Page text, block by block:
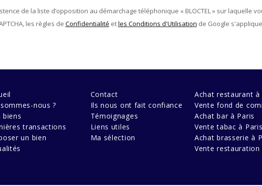
de la liste d’opposition au démarchage téléphonique « BLOCTEL » sur laquelle
les règles de Confidentialité etles Conditions d'Utilisation de Google
nous ?
biens
transactions
un bien
Contact
Ils nous ont fait confiance
Témoignages
Liens utiles
Ma sélection
Achat restaurant à
Vente fond de
Achat bar à Paris
Vente tabac à Paris
Achat brasserie à
Vente restauration